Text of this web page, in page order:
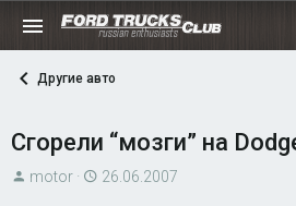
Другие авто
Сгорели “мозги” на
А
motor
Д
26.06.2007